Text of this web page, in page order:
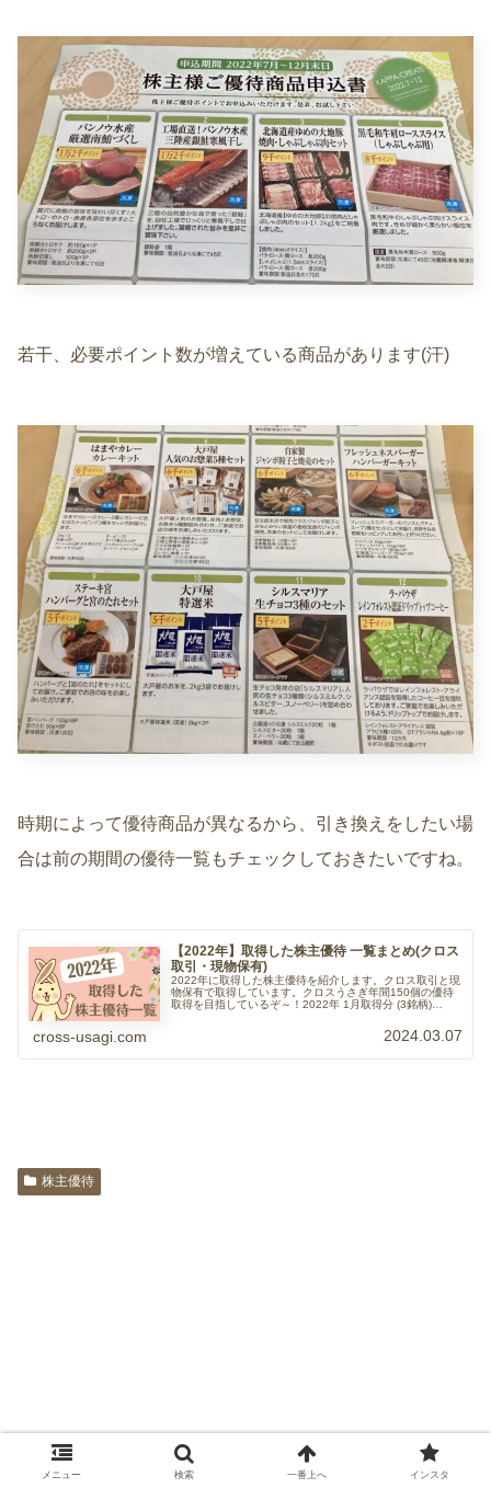
若干、必要ポイント数が増えている商品があります(汗)
時期によって優待商品が異なるから、引き換えをしたい場
合は前の期間の優待一覧もチェックしておきたいですね。
【2022年】取得した株主優待 一覧まとめ(クロス
取引・現物保有)
2022年に取得した株主優待を紹介します。クロス取引と現
物保有で取得しています。クロスうさぎ年間150個の優待
取得を目指しているぞ～！2022年 1月取得分 (3銘柄)
cross-usagi.com 2024.03.07
株主優待
メニュー 検索 一番上へ インスタ